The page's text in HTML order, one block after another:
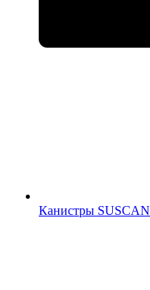
Канистры SUSCAN